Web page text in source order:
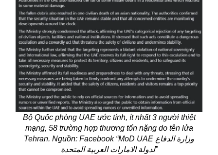
Bộ Quốc phòng UAE ước tính, ít nhất 3 người thiệt
mạng, 58 trường hợp thương tổn nặng do tên lửa
Tehran. Nguồn: Facebook “MoD UAE وزارة الدفاع
لدولة الامارات العربية المتحدة”